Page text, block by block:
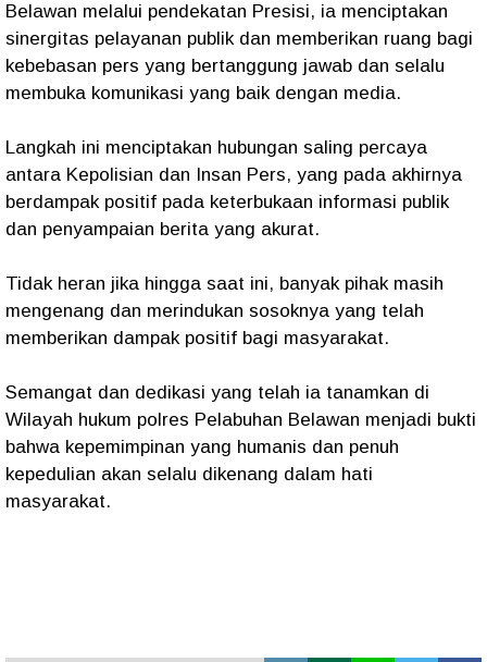
Belawan melalui pendekatan Presisi, ia menciptakan
sinergitas pelayanan publik dan memberikan ruang bagi
kebebasan pers yang bertanggung jawab dan selalu
membuka komunikasi yang baik dengan media.
Langkah ini menciptakan hubungan saling percaya
antara Kepolisian dan Insan Pers, yang pada akhirnya
berdampak positif pada keterbukaan informasi publik
dan penyampaian berita yang akurat.
Tidak heran jika hingga saat ini, banyak pihak masih
mengenang dan merindukan sosoknya yang telah
memberikan dampak positif bagi masyarakat.
Semangat dan dedikasi yang telah ia tanamkan di
Wilayah hukum polres Pelabuhan Belawan menjadi bukti
bahwa kepemimpinan yang humanis dan penuh
kepedulian akan selalu dikenang dalam hati
masyarakat.